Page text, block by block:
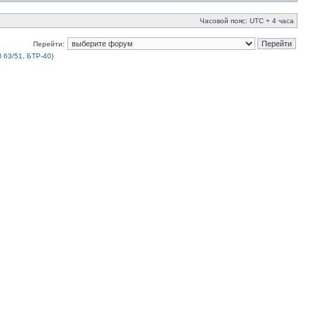
Часовой пояс: UTC + 4 часа
Перейти:
63/51, БТР-40)